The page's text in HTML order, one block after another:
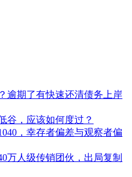
逾期了有快速还清债务上岸
谷，应该如何度过？
，幸存者偏差与观察者偏
万人级传销团伙，出局复制